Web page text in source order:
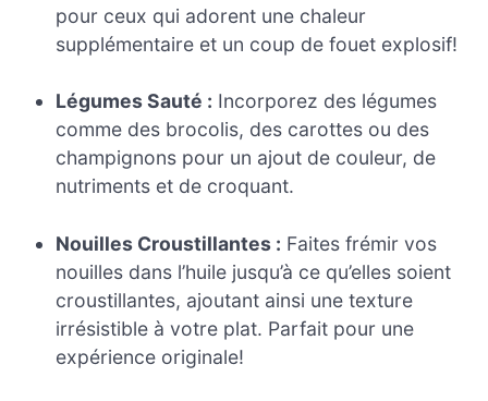
pour ceux qui adorent une chaleur
supplémentaire et un coup de fouet explosif!
Légumes Sauté : Incorporez des légumes
comme des brocolis, des carottes ou des
champignons pour un ajout de couleur, de
nutriments et de croquant.
Nouilles Croustillantes : Faites frémir vos
nouilles dans l’huile jusqu’à ce qu’elles soient
croustillantes, ajoutant ainsi une texture
irrésistible à votre plat. Parfait pour une
expérience originale!